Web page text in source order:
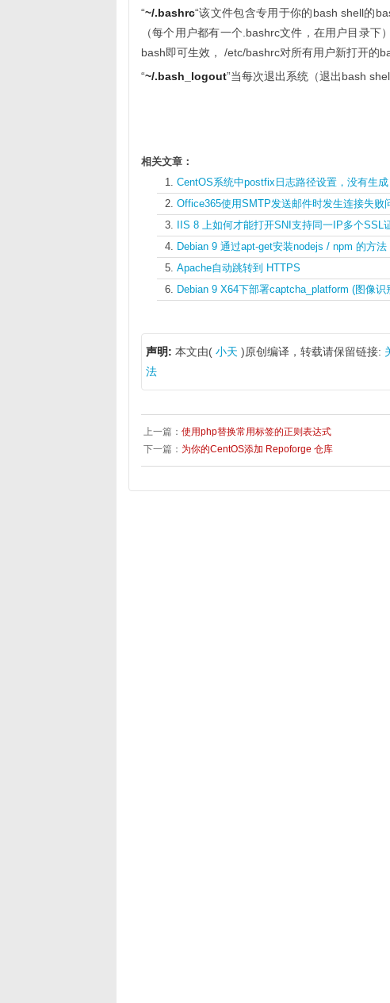
“~/.bashrc“该文件包含专用于你的bash shell的
（每个用户都有一个.bashrc文件，在用户目录
bash即可生效， /etc/bashrc对所有用户新打开的
“~/.bash_logout”当每次退出系统（退出bash
相关文章：
CentOS系统中postfix日志路径设置，没有生
Office365使用SMTP发送邮件时发生连接失败
IIS 8 上如何才能打开SNI支持同一IP多个SSL
Debian 9 通过apt-get安装nodejs / npm 的方法
Apache自动跳转到 HTTPS
Debian 9 X64下部署captcha_platform (图像识
声明: 本文由( 小天 )原创编译，转载请保留链接:
法
上一篇： 使用php替换常用标签的正则表达式
下一篇： 为你的CentOS添加 Repoforge 仓库